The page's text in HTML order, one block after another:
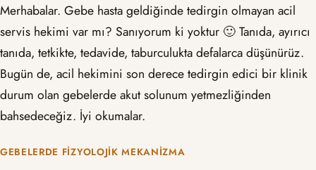
Merhabalar. Gebe hasta geldiğinde tedirgin olmayan acil
servis hekimi var mı? Sanıyorum ki yoktur 🙂 Tanıda, ayırıcı
tanıda, tetkikte, tedavide, taburculukta defalarca düşünürüz.
Bugün de, acil hekimini son derece tedirgin edici bir klinik
durum olan gebelerde akut solunum yetmezliğinden
bahsedeceğiz. İyi okumalar.
GEBELERDE FIZYOLOJIK MEKANIZMA